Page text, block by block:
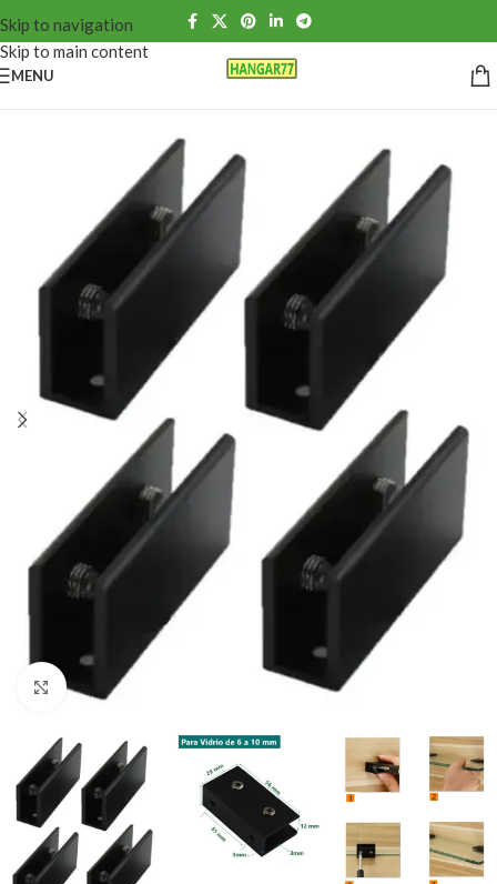
Skip to navigation
Skip to main content
MENU
Click to enlarge